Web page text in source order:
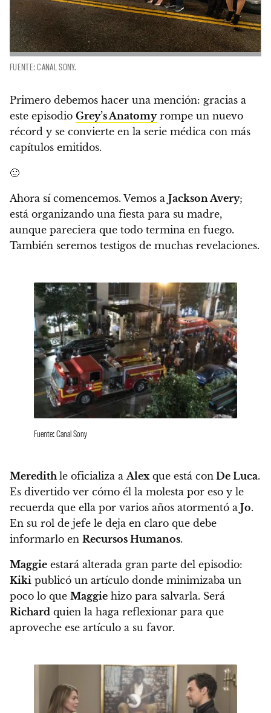
FUENTE: CANAL SONY.
Primero debemos hacer una mención: gracias a
este episodio Grey’s Anatomyrompe un nuevo
récord y se convierte en la serie médica con más
capítulos emitidos.
🙂
Ahora sí comencemos. Vemos a Jackson Avery;
está organizando una fiesta para su madre,
aunque pareciera que todo termina en fuego.
También seremos testigos de muchas revelaciones.
Fuente: Canal Sony
Meredithle oficializa aAlexque está con De Luca.
Es divertido ver cómo él la molesta por eso y le
recuerda que ella por varios años atormentó a Jo.
En su rol de jefe le deja en claro que debe
informarlo en Recursos Humanos.
Maggie estará alterada gran parte del episodio:
Kiki publicó un artículo donde minimizaba un
poco lo que Maggie hizo para salvarla. Será
Richard quien la haga reflexionar para que
aproveche ese artículo a su favor.